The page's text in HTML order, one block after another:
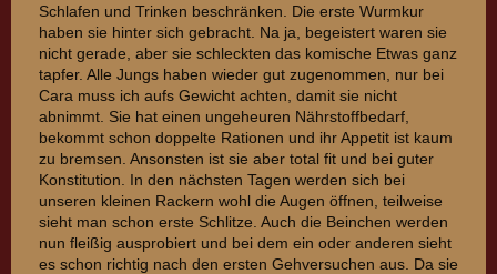
Schlafen und Trinken beschränken. Die erste Wurmkur
haben sie hinter sich gebracht. Na ja, begeistert waren sie
nicht gerade, aber sie schleckten das komische Etwas ganz
tapfer. Alle Jungs haben wieder gut zugenommen, nur bei
Cara muss ich aufs Gewicht achten, damit sie nicht
abnimmt. Sie hat einen ungeheuren Nährstoffbedarf,
bekommt schon doppelte Rationen und ihr Appetit ist kaum
zu bremsen. Ansonsten ist sie aber total fit und bei guter
Konstitution. In den nächsten Tagen werden sich bei
unseren kleinen Rackern wohl die Augen öffnen, teilweise
sieht man schon erste Schlitze. Auch die Beinchen werden
nun fleißig ausprobiert und bei dem ein oder anderen sieht
es schon richtig nach den ersten Gehversuchen aus. Da sie